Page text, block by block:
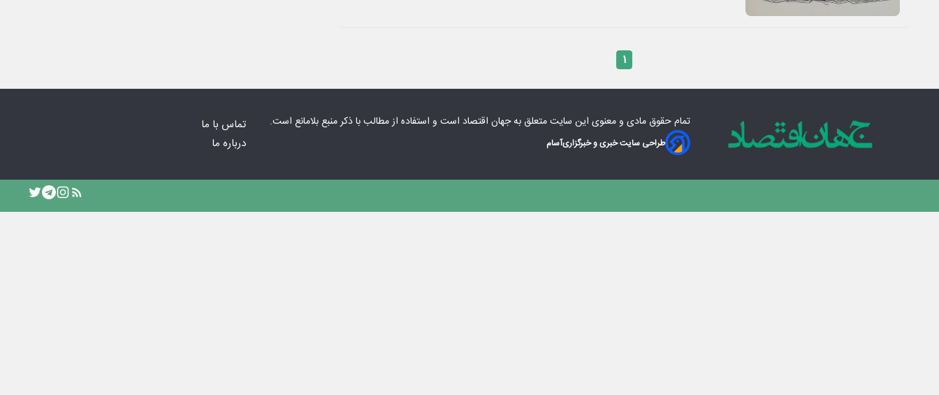
۱
تمام حقوق مادی‌ و معنوی این سایت متعلق بهجهان اقتصاد است و استفاده از مطالب با ذکر منبع بلامانع است.
طراحی سایت خبری و خبرگزاریآسام
تماس با ما
درباره ما